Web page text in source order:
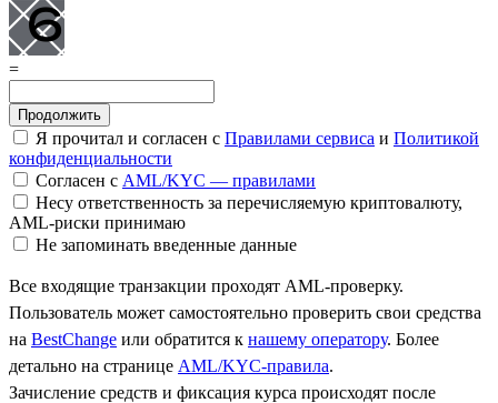
=
Я прочитал и согласен с Правилами сервиса и Политикой
конфиденциальности
Согласен с AML/KYC — правилами
Несу ответственность за перечисляемую криптовалюту,
AML-риски принимаю
Не запоминать введенные данные
Все входящие транзакции проходят AML-проверку.
Пользователь может самостоятельно проверить свои средства
на BestChange или обратится к нашему оператору. Более
детально на странице AML/KYC-правила.
Зачисление средств и фиксация курса происходят после